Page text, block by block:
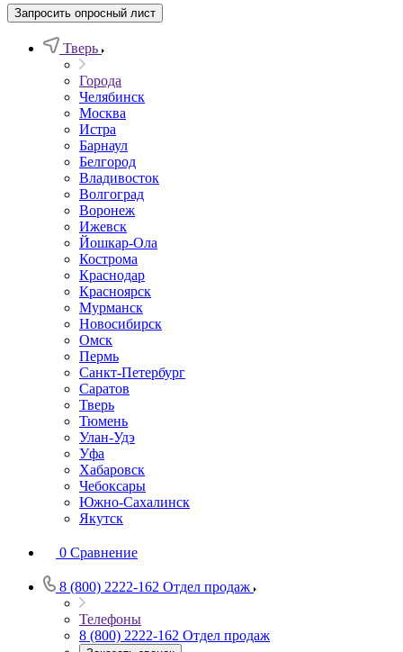
Запросить опросный лист
Тверь
Города
Челябинск
Москва
Истра
Барнаул
Белгород
Владивосток
Волгоград
Воронеж
Ижевск
Йошкар-Ола
Кострома
Краснодар
Красноярск
Мурманск
Новосибирск
Омск
Пермь
Санкт-Петербург
Саратов
Тверь
Тюмень
Улан-Удэ
Уфа
Хабаровск
Чебоксары
Южно-Сахалинск
Якутск
0 Сравнение
8 (800) 2222-162 Отдел продаж
Телефоны
8 (800) 2222-162 Отдел продаж